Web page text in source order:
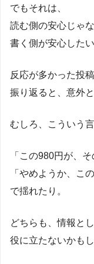
でもそれは、
読む側の安心じゃな
書く側が安心した
反応が多かった投
振り返ると、意外
むしろ、こういう言
「この980円が、
「やめようか、こ
で揺れたり。
どちらも、情報と
役に立たないかもし